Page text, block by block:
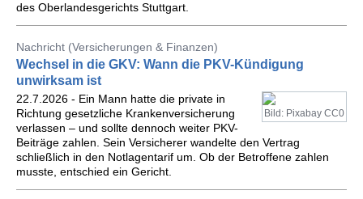
des Oberlandesgerichts Stuttgart.
Nachricht (Versicherungen & Finanzen)
Wechsel in die GKV: Wann die PKV-Kündigung
unwirksam ist
Bild: Pixabay CC0
22.7.2026 - Ein Mann hatte die private in
Richtung gesetzliche Krankenversicherung
verlassen – und sollte dennoch weiter PKV-
Beiträge zahlen. Sein Versicherer wandelte den Vertrag
schließlich in den Notlagentarif um. Ob der Betroffene zahlen
musste, entschied ein Gericht.